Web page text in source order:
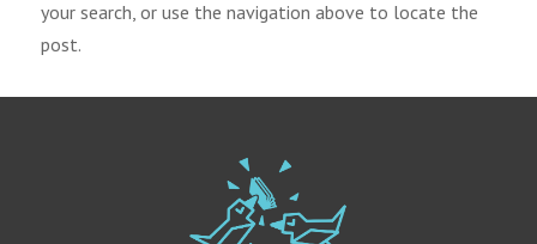
your search, or use the navigation above to locate the
post.